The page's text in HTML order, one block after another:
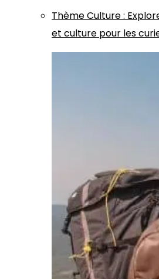
ThèmeCulture:
et culture pour les